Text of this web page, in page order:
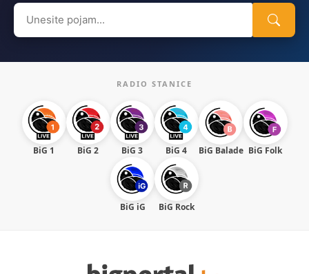
Search
for:
RADIO STANICE
BiG 1 BiG 2 BiG 3 BiG 4 BiG Balade BiG Folk
BiG iG BiG Rock